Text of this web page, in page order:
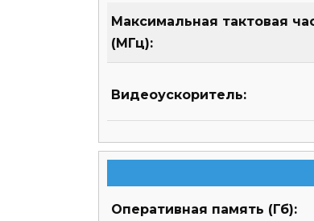
Максимальная тактовая
(МГц):
Видеоускоритель:
Оперативная память (Гб):